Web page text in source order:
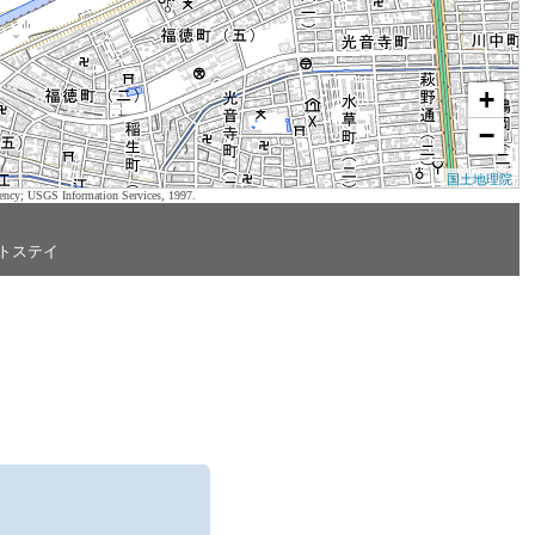
+
−
国土地理院
USGS Information Services, 1997.
ステイ